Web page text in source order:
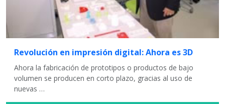
Revolución en impresión digital: Ahora es 3D
Ahora la fabricación de prototipos o productos de bajo
volumen se producen en corto plazo, gracias al uso de
nuevas …